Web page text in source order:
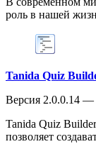
роль в нашей
Tanida Quiz
Версия 2.0.0.14
Tanida Quiz
позволяет